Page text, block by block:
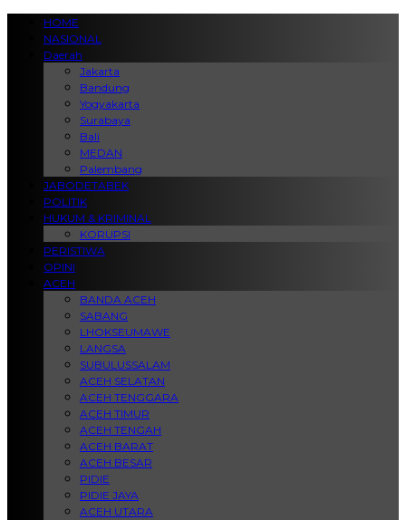
HOME
NASIONAL
Daerah
Jakarta
Bandung
Yogyakarta
Surabaya
Bali
MEDAN
Palembang
JABODETABEK
POLITIK
HUKUM & KRIMINAL
KORUPSI
PERISTIWA
OPINI
ACEH
BANDA ACEH
SABANG
LHOKSEUMAWE
LANGSA
SUBULUSSALAM
ACEH SELATAN
ACEH TENGGARA
ACEH TIMUR
ACEH TENGAH
ACEH BARAT
ACEH BESAR
PIDIE
PIDIE JAYA
ACEH UTARA